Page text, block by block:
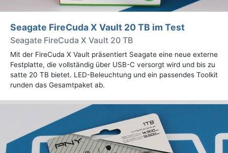
Seagate FireCuda X Vault 20 TB im Test
Seagate FireCuda X Vault 20 TB
Mit der FireCuda X Vault präsentiert Seagate eine neue externe
Festplatte, die vollständig über USB-C versorgt wird und bis zu
satte 20 TB bietet. LED-Beleuchtung und ein passendes Toolkit
runden das Gesamtpaket ab.